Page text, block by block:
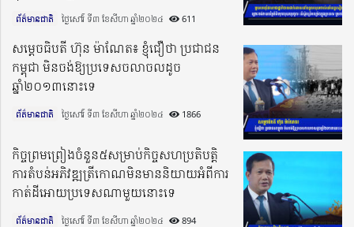
ព័ត៌មានជាតិ ថ្ងៃសៅរ៍ ទី៣ ខែសីហា ឆ្នាំ២០២៤​ 611
សម្តេចធិបតី ហ៊ុន ម៉ាណែត៖ ខ្ញុំជឿថា ប្រជាជន
កម្ពុជា មិនចង់ឱ្យប្រទេសចលាចលដូច
ឆ្នាំ២០១៣នោះទេ
ព័ត៌មានជាតិ ថ្ងៃសៅរ៍ ទី៣ ខែសីហា ឆ្នាំ២០២៤​ 1866
កិច្ចព្រមព្រៀងចំនួន៥សម្រាប់កិច្ចសហប្រតិបត្តិ
ការតំបន់អភិវឌ្ឍត្រីកោណមិនមាននិយាយអំពីការ
កាត់ដីអោយប្រទេសណាមួយនោះទេ
ព័ត៌មានជាតិ ថ្ងៃសៅរ៍ ទី៣ ខែសីហា ឆ្នាំ២០២៤​ 894